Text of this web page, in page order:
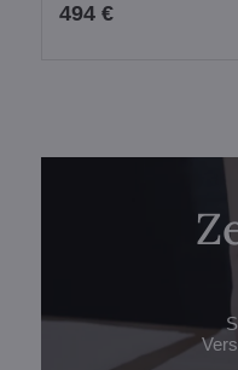
494 €